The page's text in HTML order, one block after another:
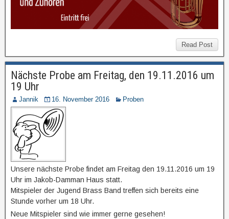
Read Post
Nächste Probe am Freitag, den 19.11.2016 um
19 Uhr
Jannik 16. November 2016 Proben
Unsere nächste Probe findet am Freitag den 19.11.2016 um 19
Uhr im Jakob-Damman Haus statt.
Mitspieler der Jugend Brass Band treffen sich bereits eine
Stunde vorher um 18 Uhr.
Neue Mitspieler sind wie immer gerne gesehen!